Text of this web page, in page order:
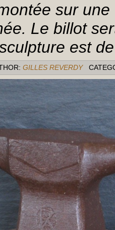
sur
Le billot
est
GILLES REVERDY